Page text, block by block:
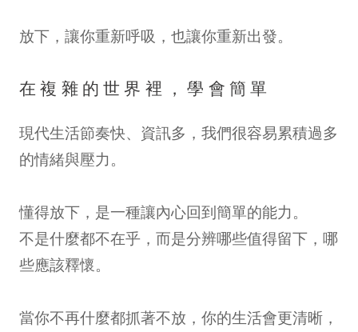
放下，讓你重新呼吸，也讓你重新出發。
在複雜的世界裡，學會簡單
現代生活節奏快、資訊多，我們很容易累積過多
的情緒與壓力。
懂得放下，是一種讓內心回到簡單的能力。
不是什麼都不在乎，而是分辨哪些值得留下，哪
些應該釋懷。
當你不再什麼都抓著不放，你的生活會更清晰，